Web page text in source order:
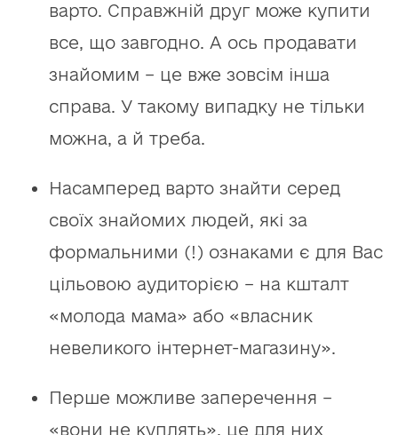
варто. Справжній друг може купити
все, що завгодно. А ось продавати
знайомим – це вже зовсім інша
справа. У такому випадку не тільки
можна, а й треба.
Насамперед варто знайти серед
своїх знайомих людей, які за
формальними (!) ознаками є для Вас
цільовою аудиторією – на кшталт
«молода мама» або «власник
невеликого інтернет-магазину».
Перше можливе заперечення –
«вони не куплять», це для них